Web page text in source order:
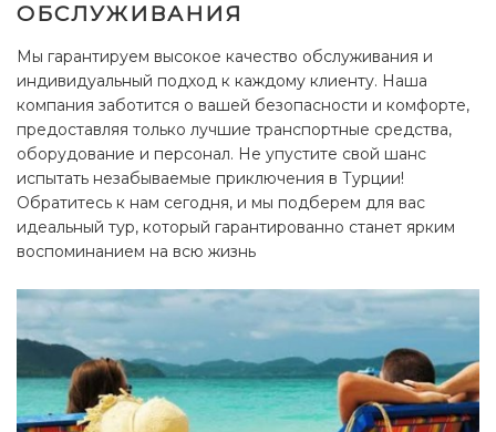
ОБСЛУЖИВАНИЯ
Мы гарантируем высокое качество обслуживания и
индивидуальный подход к каждому клиенту. Наша
компания заботится о вашей безопасности и комфорте,
предоставляя только лучшие транспортные средства,
оборудование и персонал. Не упустите свой шанс
испытать незабываемые приключения в Турции!
Обратитесь к нам сегодня, и мы подберем для вас
идеальный тур, который гарантированно станет ярким
воспоминанием на всю жизнь